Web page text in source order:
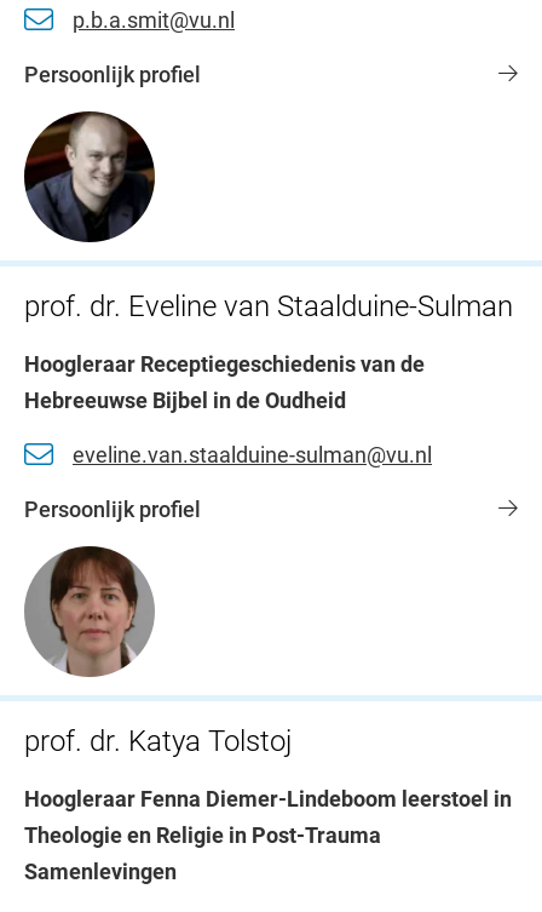
p.b.a.smit@vu.nl
Persoonlijk profiel
prof. dr. Eveline van Staalduine-Sulman
Hoogleraar Receptiegeschiedenis van de
Hebreeuwse Bijbel in de Oudheid
eveline.van.staalduine-sulman@vu.nl
Persoonlijk profiel
prof. dr. Katya Tolstoj
Hoogleraar Fenna Diemer-Lindeboom leerstoel in
Theologie en Religie in Post-Trauma
Samenlevingen